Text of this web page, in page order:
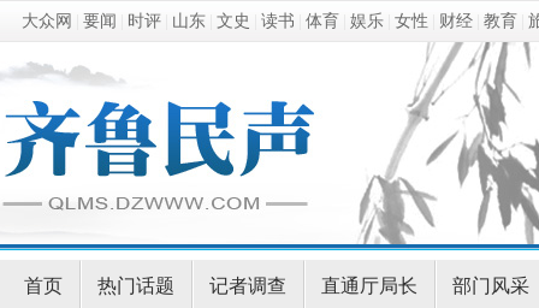
大众网 要闻 时评 山东 文史 读书 体育 娱乐 女性 财经 教育
首页 热门话题 记者调查 直通厅局长 部门风采